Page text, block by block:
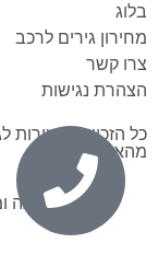
בלוג
מחירון גירים לרכב
צרו קשר
הצהרת נגישות
כל הזכויות שמורות
מהאתר.
נבנה